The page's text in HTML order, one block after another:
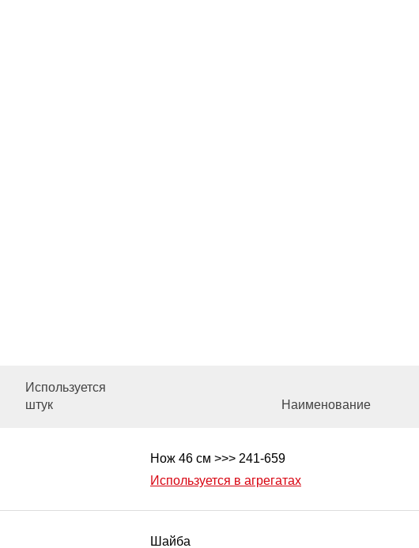
Используется
штук
Наименование
Нож 46 см >>> 241-659
Используется в агрегатах
Шайба